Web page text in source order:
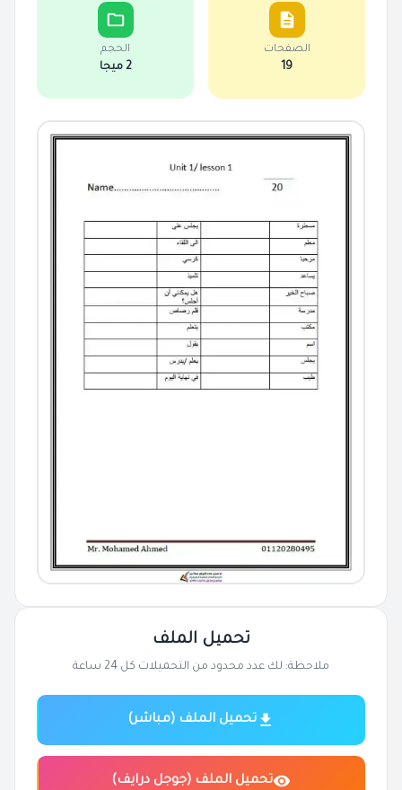
الصفحات
19
الحجم
2 ميجا
تحميل الملف
ملاحظة: لك عدد محدود من التحميلات كل 24 ساعة
تحميل الملف (مباشر)
تحميل الملف (جوجل درايف)